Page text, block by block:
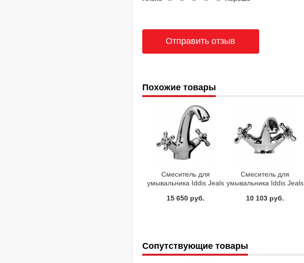
Похожие товары
Смеситель для
умывальника Iddis Jeals
15 650 руб.
Смеситель для
умывальника Iddis Jeals
10 103 руб.
Сопутствующие товары